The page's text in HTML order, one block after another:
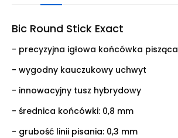
Bic Round Stick Exact
- precyzyjna igłowa końcówka pisząca
- wygodny kauczukowy uchwyt
- innowacyjny tusz hybrydowy
- średnica końcówki: 0,8 mm
- grubość linii pisania: 0,3 mm